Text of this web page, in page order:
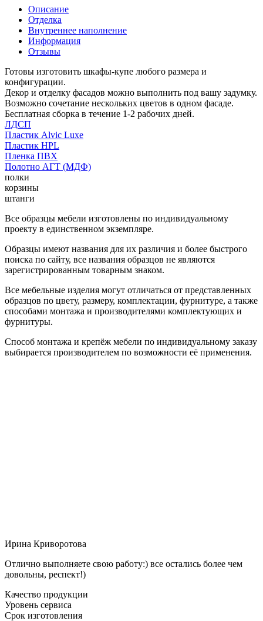
Описание
Отделка
Внутреннее наполнение
Информация
Отзывы
Готовы изготовить шкафы-купе любого размера и
конфигурации.
Декор и отделку фасадов можно выполнить под вашу задумку.
Возможно сочетание нескольких цветов в одном фасаде.
Бесплатная сборка в течение 1-2 рабочих дней.
ЛДСП
Пластик Alvic Luxe
Пластик HPL
Пленка ПВХ
Полотно АГТ (МДФ)
полки
корзины
штанги
Все образцы мебели изготовлены по индивидуальному
проекту в единственном экземпляре.
Образцы имеют названия для их различия и более быстрого
поиска по сайту, все названия образцов не являются
зарегистрированным товарным знаком.
Все мебельные изделия могут отличаться от представленных
образцов по цвету, размеру, комплектации, фурнитуре, а также
способами монтажа и производителями комплектующих и
фурнитуры.
Способ монтажа и крепёж мебели по индивидуальному заказу
выбирается производителем по возможности её применения.
Ирина Криворотова
Отлично выполняете свою работу:) все остались более чем
довольны, респект!)
Качество продукции
Уровень сервиса
Срок изготовления